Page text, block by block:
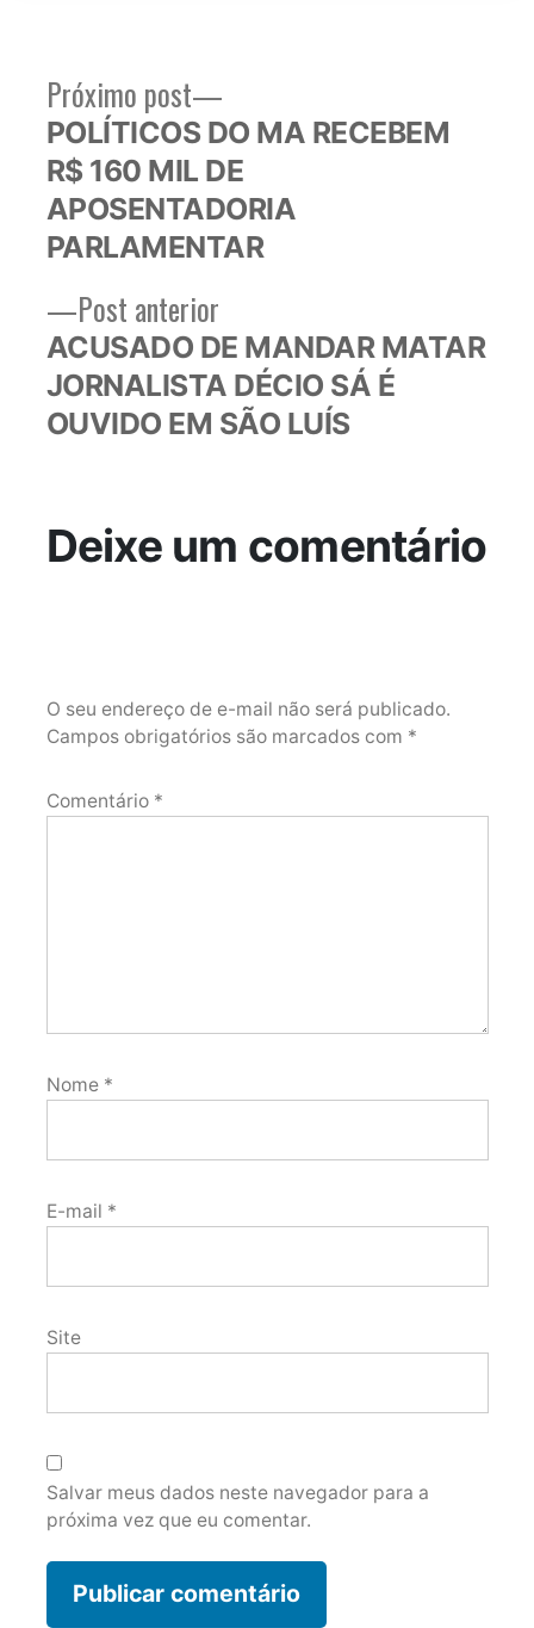
Navegação
de
Post
Post anteriorPost
anterior:
ACUSADO DE MANDAR MATAR
JORNALISTA DÉCIO SÁ É
OUVIDO EM SÃO LUÍS
Próximo post
Próximo
post:
POLÍTICOS DO MA RECEBEM
R$ 160 MIL DE
APOSENTADORIA
PARLAMENTAR
Deixe um comentário
O seu endereço de e-mail não será publicado.
Campos obrigatórios são marcados com *
Comentário *
Nome *
E-mail *
Site
Salvar meus dados neste navegador para a
próxima vez que eu comentar.